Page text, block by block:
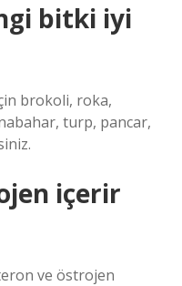
bitki iyi
brokoli, roka,
turp, pancar,
içerir
ve östrojen